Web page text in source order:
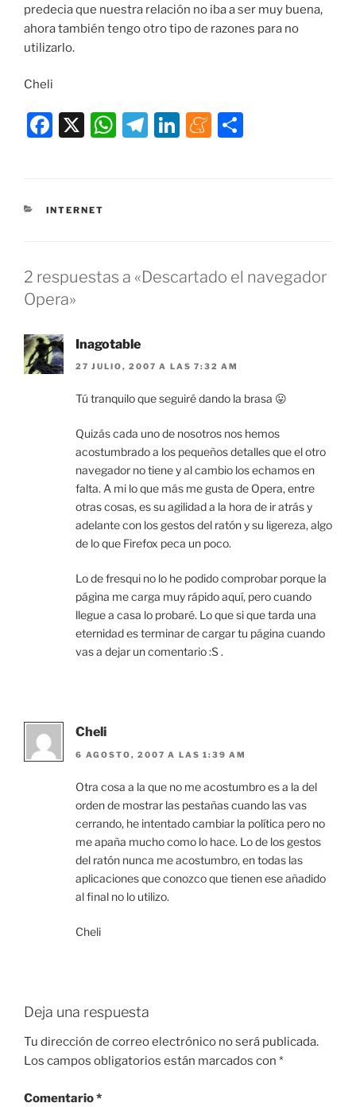
predecia que nuestra relación no iba a ser muy buena,
ahora también tengo otro tipo de razones para no
utilizarlo.
Cheli
F
e
o
k
X
W
p
T
Li M
e
CATEGORÍAS
INTERNET
2 respuestas a «Descartado el navegador
Opera»
Inagotable
27 JULIO, 2007 A LAS 7:32 AM
Tú tranquilo que seguiré dando la brasa 😛
Quizás cada uno de nosotros nos hemos
acostumbrado a los pequeños detalles que el otro
navegador no tiene y al cambio los echamos en
falta. A mi lo que más me gusta de Opera, entre
otras cosas, es su agilidad a la hora de ir atrás y
adelante con los gestos del ratón y su ligereza, algo
de lo que Firefox peca un poco.
Lo de fresqui no lo he podido comprobar porque la
página me carga muy rápido aquí, pero cuando
llegue a casa lo probaré. Lo que si que tarda una
eternidad es terminar de cargar tu página cuando
vas a dejar un comentario :S .
Cheli
6 AGOSTO, 2007 A LAS 1:39 AM
Otra cosa a la que no me acostumbro es a la del
orden de mostrar las pestañas cuando las vas
cerrando, he intentado cambiar la política pero no
me apaña mucho como lo hace. Lo de los gestos
del ratón nunca me acostumbro, en todas las
aplicaciones que conozco que tienen ese añadido
al final no lo utilizo.
Cheli
Deja una respuesta
Tu dirección de correo electrónico no será publicada.
Los campos obligatorios están marcados con *
Comentario*